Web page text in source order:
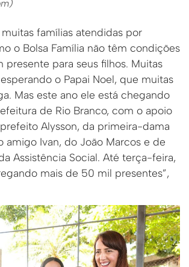
famílias atendidas por
o Bolsa Família não têm condições
presente para seus filhos. Muitas
o Papai Noel, que muitas
Mas este ano ele está chegando
de Rio Branco, com o apoio
Alysson, da primeira-dama
amigo Ivan, do João Marcos e de
Assistência Social. Até terça-feira,
mais de 50 mil presentes”,